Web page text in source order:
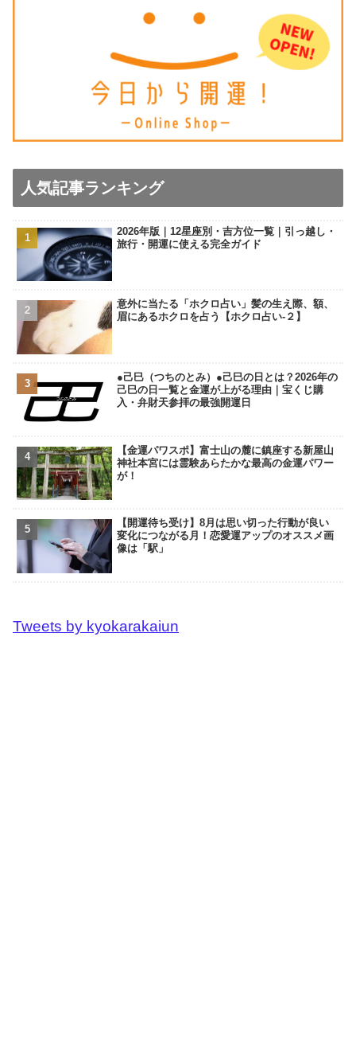
人気記事ランキング
2026年版｜12星座別・吉方位一覧｜引っ越し・
旅行・開運に使える完全ガイド
意外に当たる「ホクロ占い」髪の生え際、額、
眉にあるホクロを占う【ホクロ占い‐２】
●己巳（つちのとみ）●己巳の日とは？2026年の
己巳の日一覧と金運が上がる理由｜宝くじ購
入・弁財天参拝の最強開運日
【金運パワスポ】富士山の麓に鎮座する新屋山
神社本宮には霊験あらたかな最高の金運パワー
が！
【開運待ち受け】8月は思い切った行動が良い
変化につながる月！恋愛運アップのオススメ画
像は「駅」
Tweets by kyokarakaiun